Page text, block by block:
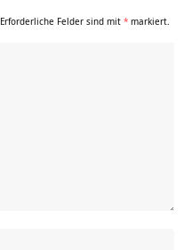
Erforderliche Felder sind mit * markiert.